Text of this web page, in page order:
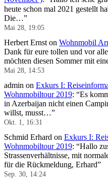
heute schon mal 2021 gestellt
Die…”
Mai 28, 19:05
Herbert Ernst on Wohnmobil
Dank für eure tollen und vor
möchten diesen Sommer mit
Mai 28, 14:53
admin on Exkurs I:
Wohnmobiltour 2019: “Es
in Azerbaijan nicht einen
willst, musst…”
Okt. 1, 16:31
Schmid Erhard on Exkurs I:
Wohnmobiltour 2019: “Hallo
Strassenverhältnisse, mit
für die Rückmeldung, Erhard”
Sep. 30, 14:24